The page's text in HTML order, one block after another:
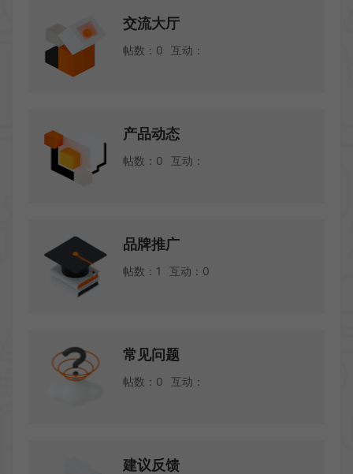
交流大厅
帖数：0 互动：
产品动态
帖数：0 互动：
品牌推广
帖数：1 互动：0
常见问题
帖数：0 互动：
建议反馈